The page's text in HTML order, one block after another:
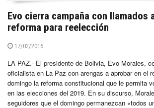
Evo cierra campaña con llamados
reforma para reelección
17/02/2016
LA PAZ.- El presidente de Bolivia, Evo Morales,
oficialista en La Paz con arengas a aprobar en el
domingo la reforma constitucional que le permita
en las elecciones del 2019. En su discurso,
seguidores que el domingo permanezcan «todos